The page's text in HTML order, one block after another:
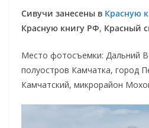
Сивучи занесены в Красную
Красную книгу РФ, Красный
Место фотосъемки: Дальний
полуостров Камчатка, город
Камчатский, микрорайон